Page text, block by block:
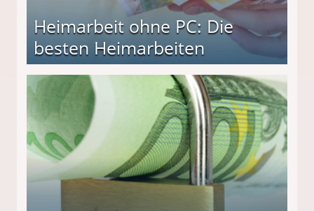
Heimarbeit ohne PC: Die
besten Heimarbeiten